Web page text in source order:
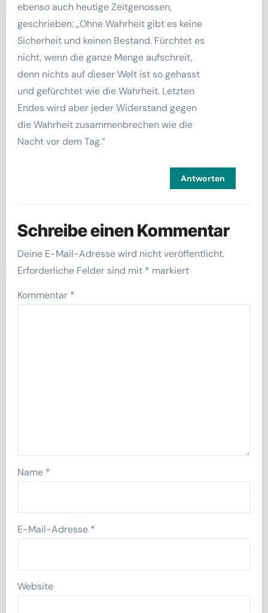
ebenso auch heutige Zeitgenossen,
geschrieben: „Ohne Wahrheit gibt es keine
Sicherheit und keinen Bestand. Fürchtet es
nicht, wenn die ganze Menge aufschreit,
denn nichts auf dieser Welt ist so gehasst
und gefürchtet wie die Wahrheit. Letzten
Endes wird aber jeder Widerstand gegen
die Wahrheit zusammenbrechen wie die
Nacht vor dem Tag.“
Antworten
Schreibe einen Kommentar
Deine E-Mail-Adresse wird nicht veröffentlicht.
Erforderliche Felder sind mit * markiert
Kommentar *
Name *
E-Mail-Adresse *
Website